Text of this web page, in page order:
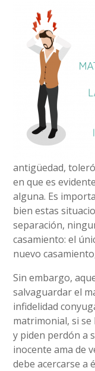
antigüedad,
en que es
alguna. Es
bien estas
separación,
casamiento: el
nuevo
Sin embargo,
salvaguardar el
infidelidad
matrimonial, si
y piden perdón a
inocente ama de
debe acercarse a